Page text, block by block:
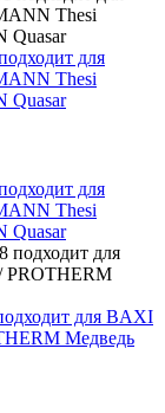
для
Thesi
Quasar
для
Thesi
Quasar
для BAXI
Медведь